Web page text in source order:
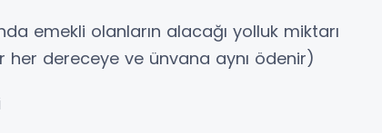
emekli olanların alacağı yolluk miktarı
her dereceye ve ünvana aynı ödenir)